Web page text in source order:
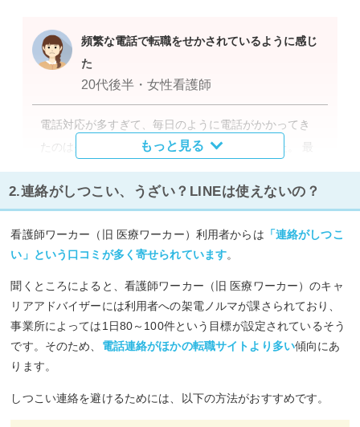
もっと見る
頻繁な電話で転職をせかされているように感じ
た
20代後半・女性看護師
電話対応が多すぎて、毎日のように電話がかかってき
たのは少ししんどいなと感じるときがありました。 最
終的に2～3つの求人で悩みましたが、毎日連絡が来る
ので、急かされているような感じがしました。
2.連絡がしつこい、うざい？LINEは使えないの？
看護師ワーカー（旧 医療ワーカー）利用者からは 「連絡がしつこ
い」という口コミが多く寄せられています。
聞くところによると、看護師ワーカー（旧 医療ワーカー）のキャ
リアアドバイザーには利用者への架電ノルマが課さられており、
事業所によっては1日80～100件という目標が設定されているそう
です。そのため、 電話連絡がほかの転職サイトより多い傾向にあ
ります。
しつこい連絡を避けるためには、以下の方法がおすすめです。